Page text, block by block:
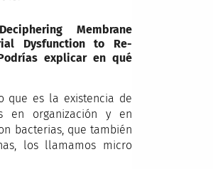
Membrane
Dysfunction to Re-
explicar en qué
que es la existencia de
en organización y en
bacterias, que también
los llamamos micro